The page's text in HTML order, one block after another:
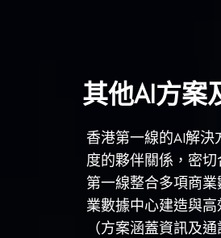
其他AI方案
香港第一線的AI解
度的夥伴關係，密
第一線整合多項商
業數據中心建造與
（方案涵蓋資訊及